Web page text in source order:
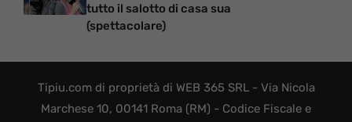
tutto il salotto di casa sua
(spettacolare)
Tipiu.com di proprietà di WEB 365 SRL - Via Nicola
Marchese 10, 00141 Roma (RM) - Codice Fiscale e